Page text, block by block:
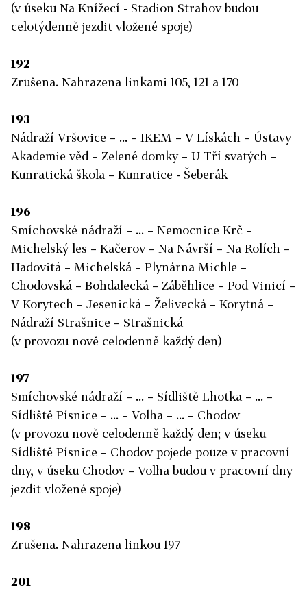
(v úseku Na Knížecí - Stadion Strahov budou
celotýdenně jezdit vložené spoje)
192
Zrušena. Nahrazena linkami 105, 121 a 170
193
Nádraží Vršovice – ... – IKEM – V Lískách – Ústavy
Akademie věd – Zelené domky – U Tří svatých –
Kunratická škola – Kunratice - Šeberák
196
Smíchovské nádraží – ... – Nemocnice Krč –
Michelský les – Kačerov – Na Návrší – Na Rolích –
Hadovitá – Michelská – Plynárna Michle –
Chodovská – Bohdalecká – Záběhlice – Pod Vinicí –
V Korytech – Jesenická – Želivecká – Korytná –
Nádraží Strašnice – Strašnická
(v provozu nově celodenně každý den)
197
Smíchovské nádraží – ... – Sídliště Lhotka – ... –
Sídliště Písnice – ... – Volha – ... – Chodov
(v provozu nově celodenně každý den; v úseku
Sídliště Písnice – Chodov pojede pouze v pracovní
dny, v úseku Chodov – Volha budou v pracovní dny
jezdit vložené spoje)
198
Zrušena. Nahrazena linkou 197
201